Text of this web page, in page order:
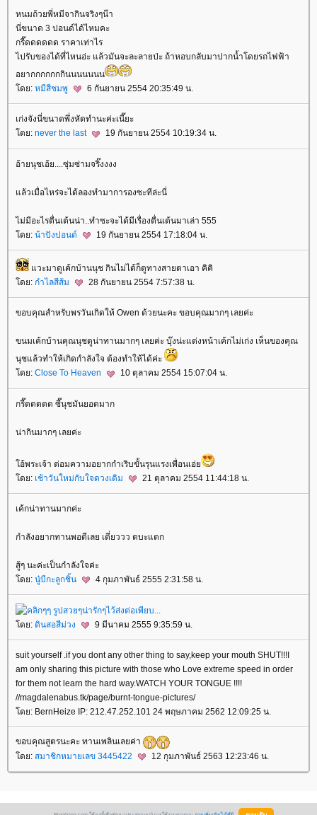
หนมถ้วยพี่หมีจากินจริงๆน๊า
นี่ขนาด 3 ปอนด์ได้ไหมคะ
กรี๊ดดดดดด ราคาเท่าไร
ไปรับของได้ที่ไหนอ่ะ แล้วมันจะละลายป่ะ ถ้าหอบกลับมาปากน้ำโดยรถไฟฟ้า
อยากกกกกกกินนนนนนน
ดย: หมีสีชมพู 6 กันยายน 2554 20:35:49 น.
เก่งจังนี่ขนาดพึ่งหัดทำนะค่ะเนี๊ยะ
ดย: never the last 19 กันยายน 2554 10:19:34 น.
อ้ายนุชเอ้ย....ซุ่มซ่ามจริ๊งงงง
ล้วเมื่อไหร่จะได้ลองทำมาการองซะทีล่ะนี่
ไม่มีอะไรตื่นเต้นน่า..ทำซะจะได้มีเรื่องตื่นเต้นมาเล่า 555
ดย: น้าปังปอนด์ 19 กันยายน 2554 17:18:04 น.
วะมาดูเค้กบ้านนุช กินไม่ได้ก็ดูทางสายตาเอา คิคิ
ดย: กำไลสีส้ม 28 กันยายน 2554 7:57:38 น.
ขอบคุณสำหรับพรวันเกิดให้ Owen ด้วยนะคะ ขอบคุณมากๆ เลยค่ะ
ขนมเค้กบ้านคุณนุชดูน่าทานมากๆ เลยค่ะ บุ๊งน่ะแต่งหน้าเค้กไม่เก่ง เห็นของคุณ
นุชแล้วทำให้เกิดกำลังใจ ต้องทำให้ได้ค่ะ
ดย: Close To Heaven 10 ตุลาคม 2554 15:07:04 น.
กรี๊ดดดดด ซี๊นุชมันยอดมาก
น่ากินมากๆ เลยค่ะ
อ้พระเจ้า ต่อมความอยากกำเริบขั้นรุนแรงเพื่อนเอ่
ดย: เช้าวันใหม่กับใจดวงเดิม 21 ตุลาคม 2554 11:44:18 น.
เค้กน่าทานมากค่ะ
กำลังอยากทานพอดีเลย เดี่ยววว ตบะแตก
สู้ๆ นะค่ะเป็นกำลังใจค่ะ
ดย: นู๋บีกะลูกชิ้น 4 กุมภาพันธ์ 2555 2:31:58 น.
ดย: ดินสอสีม่วง 9 มีนาคม 2555 9:35:59 น.
suit yourself .if you dont any other thing to say,keep your mouth SHUT!!!I
am only sharing this picture with those who Love extreme speed in order
for them not learn the hard way.WATCH YOUR TONGUE !!!!
//magdalenabus.tk/page/burnt-tongue-pictures/
ดย: BernHeize IP: 212.47.252.101 24 พฤษภาคม 2562 12:09:25 น.
ขอบคุณสูตรนะคะ ทานเพลินเลยค่า
ดย: สมาชิกหมายเลข 3445422 12 กุมภาพันธ์ 2563 12:23:46 น.